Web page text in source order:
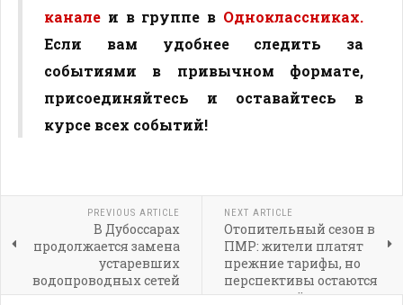
канале и в группе в Одноклассниках.
Если вам удобнее следить за
событиями в привычном формате,
присоединяйтесь и оставайтесь в
курсе всех событий!
PREVIOUS ARTICLE
В Дубоссарах
продолжается замена
устаревших
водопроводных сетей
NEXT ARTICLE
Отопительный сезон в
ПМР: жители платят
прежние тарифы, но
перспективы остаются
неопределёнными